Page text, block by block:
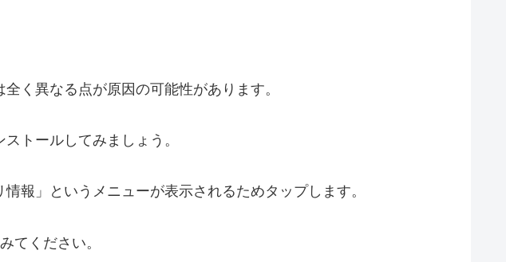
く異なる点が原因の可能性があります。
トールしてみましょう。
報」というメニューが表示されるためタップします。
てください。